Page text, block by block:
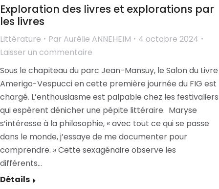
Exploration des livres et explorations par
les livres
Littérature Par Aurélie ANNEHEIM
4 octobre 2024
Laisser un commentaire
Sous le chapiteau du parc Jean-Mansuy, le Salon du Livre
Amerigo-Vespucci en cette première journée du FIG est
chargé. L’enthousiasme est palpable chez les festivaliers
qui espèrent dénicher une pépite littéraire. Maryse
s’intéresse à la philosophie, « avec tout ce qui se passe
dans le monde, j’essaye de me documenter pour
comprendre. » Cette sexagénaire observe les
différents…
Détails